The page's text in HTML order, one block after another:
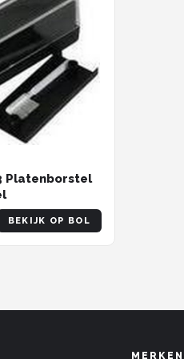
Platenborstel
BEKIJK OP BOL
MERKEN